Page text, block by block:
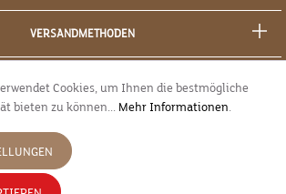
VERSANDMETHODEN
Cookies, um Ihnen die bestmögliche
bieten zu können... Mehr Informationen.